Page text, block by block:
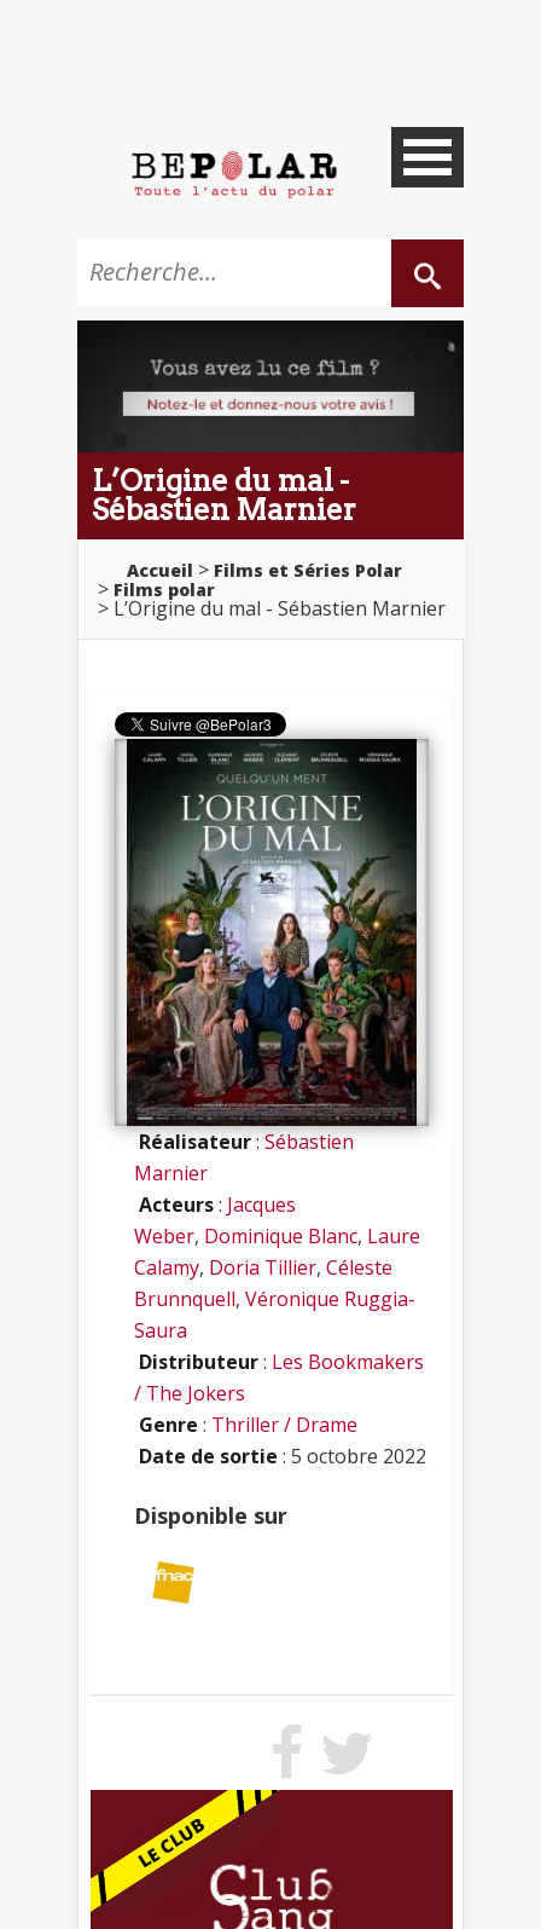
L’Origine du mal -
Sébastien Marnier
Accueil
Films et Séries Polar
Films polar
L’Origine du mal - Sébastien Marnier
Réalisateur:Sébastien
Marnier
Acteurs: Jacques
Weber, Dominique Blanc, Laure
Calamy, Doria Tillier, Céleste
Brunnquell, Véronique Ruggia-
Saura
Distributeur: Les Bookmakers
/ The Jokers
Genre : Thriller / Drame
Date de sortie : 5 octobre 2022
Disponible sur